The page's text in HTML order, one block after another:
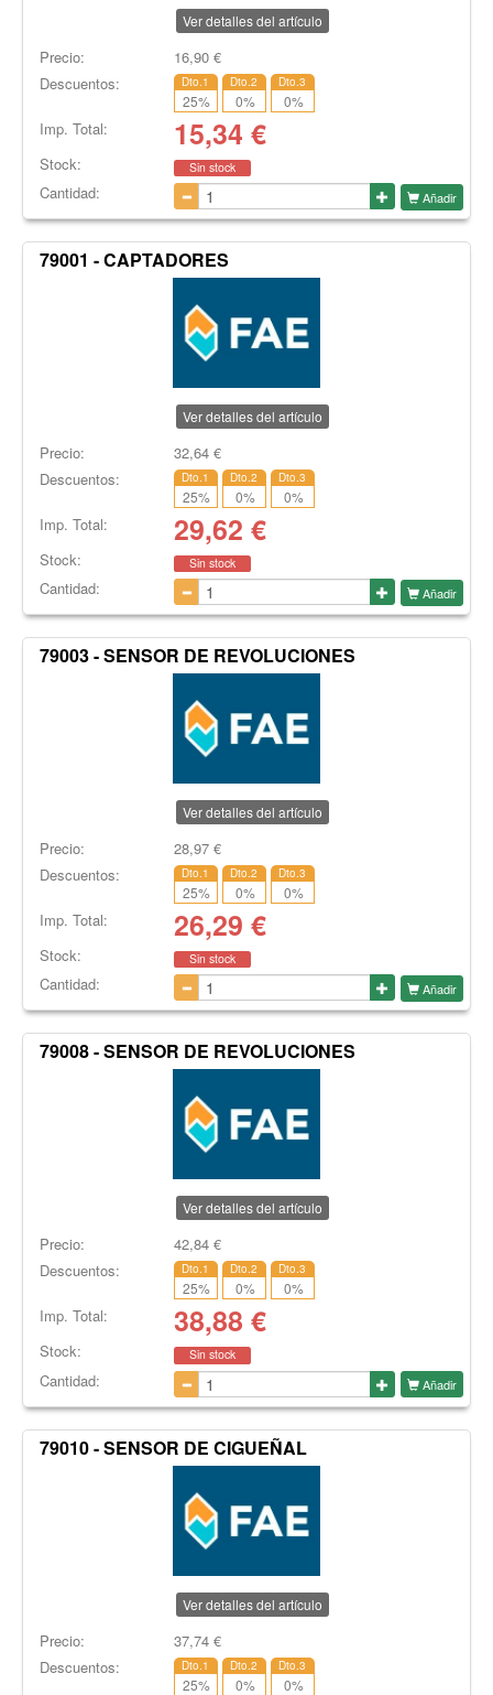
Ver detalles del artículo
Precio: 16,90€
Descuentos:
Dto.1
25%
Dto.2
0%
Dto.3
0%
Imp. Total: 15,34 €
Stock: Sin stock
Cantidad: Añadir
79001 - CAPTADORES
Ver detalles del artículo
Precio: 32,64€
Descuentos:
Dto.1
25%
Dto.2
0%
Dto.3
0%
Imp. Total: 29,62 €
Stock: Sin stock
Cantidad: Añadir
79003 - SENSOR DE REVOLUCIONES
Ver detalles del artículo
Precio: 28,97€
Descuentos:
Dto.1
25%
Dto.2
0%
Dto.3
0%
Imp. Total: 26,29 €
Stock: Sin stock
Cantidad: Añadir
79008 - SENSOR DE REVOLUCIONES
Ver detalles del artículo
Precio: 42,84€
Descuentos:
Dto.1
25%
Dto.2
0%
Dto.3
0%
Imp. Total: 38,88 €
Stock: Sin stock
Cantidad: Añadir
79010 - SENSOR DE CIGUEÑAL
Ver detalles del artículo
Precio: 37,74€
Descuentos:
Dto.1
25%
Dto.2
0%
Dto.3
0%